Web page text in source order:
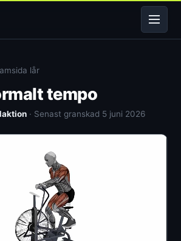
lår
tempo
· Senast granskad 5 juni 2026